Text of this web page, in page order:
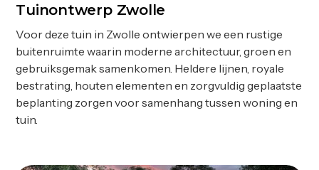
Ontwerp
Tuinontwerp Zwolle
Voor deze tuin in Zwolle ontwierpen we een rustige
buitenruimte waarin moderne architectuur, groen en
gebruiksgemak samenkomen. Heldere lijnen, royale
bestrating, houten elementen en zorgvuldig geplaatste
beplanting zorgen voor samenhang tussen woning en
tuin.